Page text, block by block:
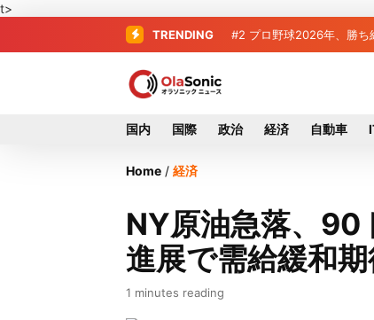
t>
TRENDING #2 プロ野球2026年、勝ち
国内 国際 政治 経済 自動車
Home / 経済
NY原油急落、90
進展で需給緩和
1 minutes reading